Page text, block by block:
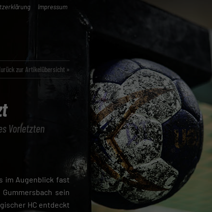
Impressum
zur Artikelübersicht »
Vorletzten
im Augenblick fast
sein
HC entdeckt